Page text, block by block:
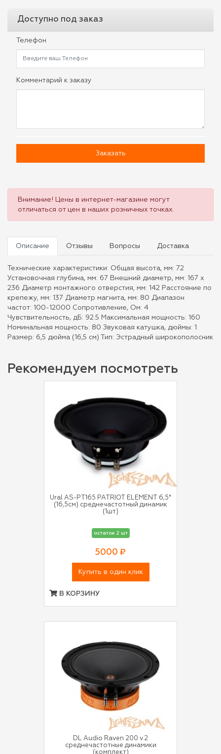
Доступно под заказ
Телефон
Комментарий к заказу
Заказать
Внимание! Цены в интернет-магазине могут
отличаться от цен в наших розничных точках.
Описание Отзывы Вопросы Доставка
Технические характеристики: Общая высота, мм: 72
Установочная глубина, мм: 67 Внешний диаметр, мм: 167 х
236 Диаметр монтажного отверстия, мм: 142 Расстояние по
крепежу, мм: 137 Диаметр магнита, мм: 80 Диапазон
частот: 100-12000 Сопротивление, Ом: 4
Чувствительность, дБ: 92.5 Максимальная мощность: 160
Номинальная мощность: 80 Звуковая катушка, дюймы: 1
Размер: 6,5 дюйма (16,5 см) Тип: Эстрадный широкополосник
Рекомендуем посмотреть
Ural AS-PT165 PATRIOT ELEMENT 6,5"
(16,5см) среднечастотный динамик
(1шт)
остаток 2 шт
5000 ₽
Купить в один клик
В КОРЗИНУ
DL Audio Raven 200 v.2
среднечастотные динамики
(комплект)